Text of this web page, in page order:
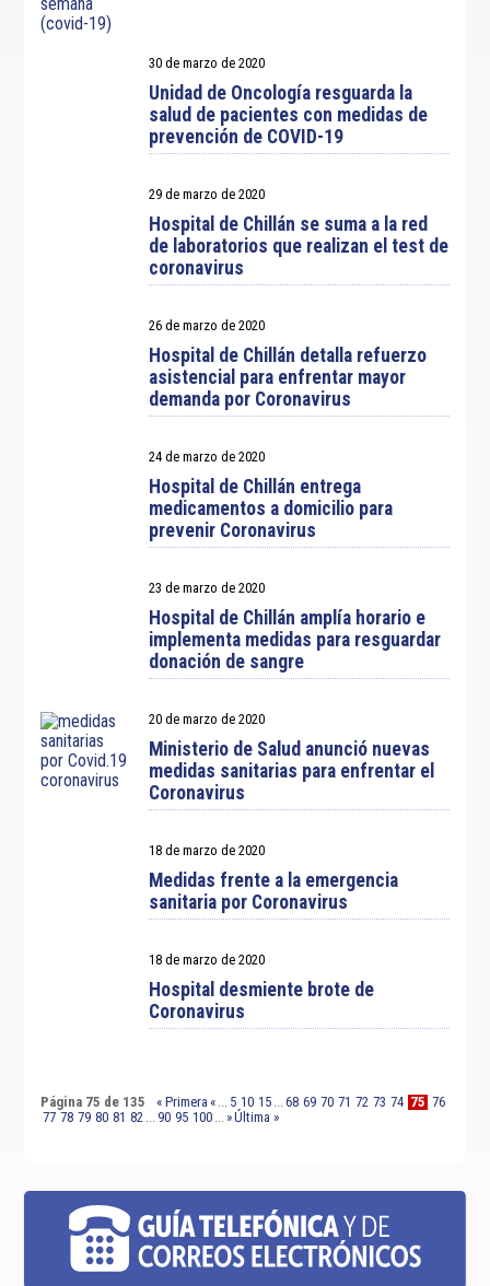
30 de marzo de 2020
Unidad de Oncología resguarda la
salud de pacientes con medidas de
prevención de COVID-19
29 de marzo de 2020
Hospital de Chillán se suma a la red
de laboratorios que realizan el test de
coronavirus
26 de marzo de 2020
Hospital de Chillán detalla refuerzo
asistencial para enfrentar mayor
demanda por Coronavirus
24 de marzo de 2020
Hospital de Chillán entrega
medicamentos a domicilio para
prevenir Coronavirus
23 de marzo de 2020
Hospital de Chillán amplía horario e
implementa medidas para resguardar
donación de sangre
20 de marzo de 2020
Ministerio de Salud anunció nuevas
medidas sanitarias para enfrentar el
Coronavirus
18 de marzo de 2020
Medidas frente a la emergencia
sanitaria por Coronavirus
18 de marzo de 2020
Hospital desmiente brote de
Coronavirus
Página 75 de 135 « Primera « 5 10 15 68 69 70 71 72 73 74 75 76
77 78 79 80 81 82 90 95 100 »Última »